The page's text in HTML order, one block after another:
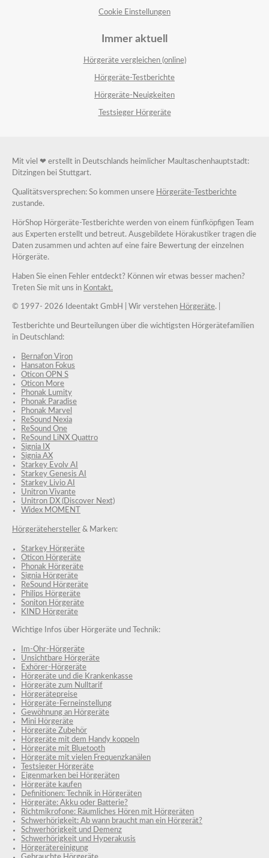
Cookie Einstellungen
Immer aktuell
Hörgeräte vergleichen (online)
Hörgeräte-Testberichte
Hörgeräte-Neuigkeiten
Testsieger Hörgeräte
Mit viel ❤ erstellt in Deutschlands heimlicher Maultaschenhauptstadt:
Ditzingen bei Stuttgart.
Qualitätsversprechen: So kommen unsere Hörgeräte-Testberichte
zustande.
HörShop Hörgeräte-Testberichte werden von einem fünfköpfigen Team
aus Experten erstellt und betreut. Ausgebildete Hörakustiker tragen die
Daten zusammen und achten auf eine faire Bewertung der einzelnen
Hörgeräte.
Haben Sie einen Fehler entdeckt? Können wir etwas besser machen?
Treten Sie mit uns in Kontakt.
© 1997- 2026 Ideentakt GmbH | Wir verstehen Hörgeräte. |
Testberichte und Beurteilungen über die wichtigsten Hörgerätefamilien
in Deutschland:
Bernafon Viron
Hansaton Fokus
Oticon OPN S
Oticon More
Phonak Lumity
Phonak Paradise
Phonak Marvel
ReSound Nexia
ReSound One
ReSound LiNX Quattro
Signia IX
Signia AX
Starkey Evolv AI
Starkey Genesis AI
Starkey Livio AI
Unitron Vivante
Unitron DX (Discover Next)
Widex MOMENT
Hörgerätehersteller & Marken:
Starkey Hörgeräte
Oticon Hörgeräte
Phonak Hörgeräte
Signia Hörgeräte
ReSound Hörgeräte
Philips Hörgeräte
Soniton Hörgeräte
KIND Hörgeräte
Wichtige Infos über Hörgeräte und Technik:
Im-Ohr-Hörgeräte
Unsichtbare Hörgeräte
Exhörer-Hörgeräte
Hörgeräte und die Krankenkasse
Hörgeräte zum Nulltarif
Hörgerätepreise
Hörgeräte-Ferneinstellung
Gewöhnung an Hörgeräte
Mini Hörgeräte
Hörgeräte Zubehör
Hörgeräte mit dem Handy koppeln
Hörgeräte mit Bluetooth
Hörgeräte mit vielen Frequenzkanälen
Testsieger Hörgeräte
Eigenmarken bei Hörgeräten
Hörgeräte kaufen
Definitionen: Technik in Hörgeräten
Hörgeräte: Akku oder Batterie?
Richtmikrofone: Räumliches Hören mit Hörgeräten
Schwerhörigkeit: Ab wann braucht man ein Hörgerät?
Schwerhörigkeit und Demenz
Schwerhörigkeit und Hyperakusis
Hörgerätereinigung